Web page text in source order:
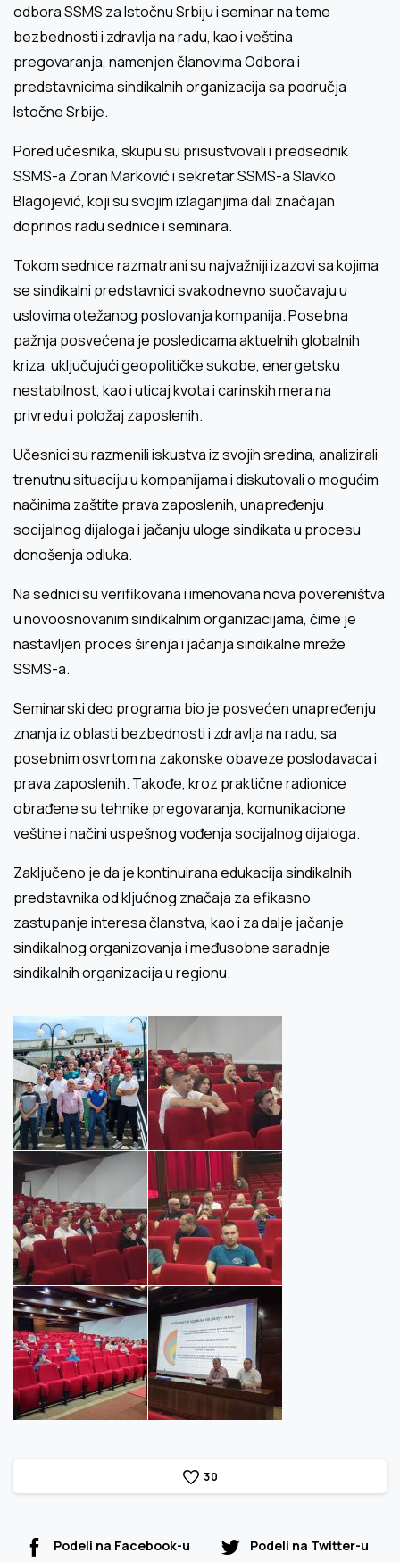
odbora SSMS za Istočnu Srbiju i seminar na teme
bezbednosti i zdravlja na radu, kao i veština
pregovaranja, namenjen članovima Odbora i
predstavnicima sindikalnih organizacija sa područja
Istočne Srbije.
Pored učesnika, skupu su prisustvovali i predsednik
SSMS-a Zoran Marković i sekretar SSMS-a Slavko
Blagojević, koji su svojim izlaganjima dali značajan
doprinos radu sednice i seminara.
Tokom sednice razmatrani su najvažniji izazovi sa kojima
se sindikalni predstavnici svakodnevno suočavaju u
uslovima otežanog poslovanja kompanija. Posebna
pažnja posvećena je posledicama aktuelnih globalnih
kriza, uključujući geopolitičke sukobe, energetsku
nestabilnost, kao i uticaj kvota i carinskih mera na
privredu i položaj zaposlenih.
Učesnici su razmenili iskustva iz svojih sredina, analizirali
trenutnu situaciju u kompanijama i diskutovali o mogućim
načinima zaštite prava zaposlenih, unapređenju
socijalnog dijaloga i jačanju uloge sindikata u procesu
donošenja odluka.
Na sednici su verifikovana i imenovana nova povereništva
u novoosnovanim sindikalnim organizacijama, čime je
nastavljen proces širenja i jačanja sindikalne mreže
SSMS-a.
Seminarski deo programa bio je posvećen unapređenju
znanja iz oblasti bezbednosti i zdravlja na radu, sa
posebnim osvrtom na zakonske obaveze poslodavaca i
prava zaposlenih. Takođe, kroz praktične radionice
obrađene su tehnike pregovaranja, komunikacione
veštine i načini uspešnog vođenja socijalnog dijaloga.
Zaključeno je da je kontinuirana edukacija sindikalnih
predstavnika od ključnog značaja za efikasno
zastupanje interesa članstva, kao i za dalje jačanje
sindikalnog organizovanja i međusobne saradnje
sindikalnih organizacija u regionu.
30
Podeli na Facebook-u Podeli na Twitter-u